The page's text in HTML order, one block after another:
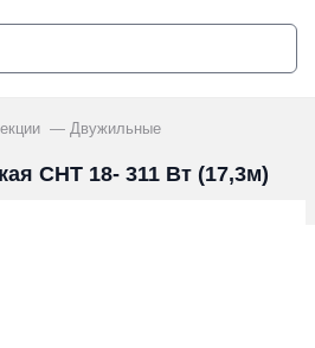
Двужильные
СНТ 18- 311 Вт (17,3м)